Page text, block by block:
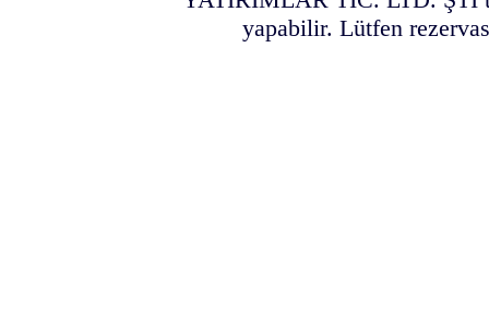
yapabilir. Lütfen